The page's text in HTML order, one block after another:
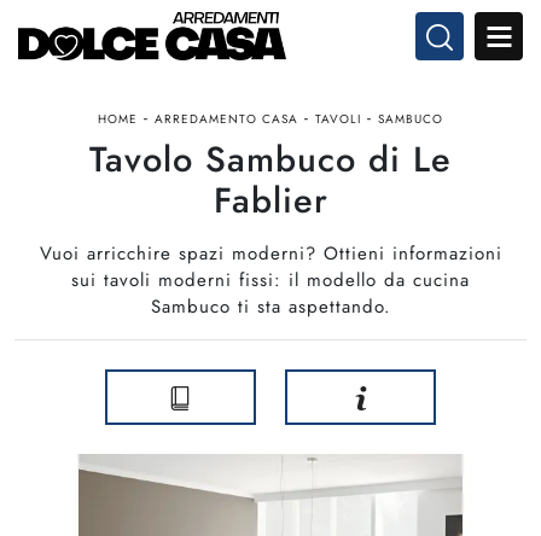
HOME - ARREDAMENTO CASA - TAVOLI - SAMBUCO
Tavolo Sambuco di Le
Fablier
Vuoi arricchire spazi moderni? Ottieni informazioni
sui tavoli moderni fissi: il modello da cucina
Sambuco ti sta aspettando.